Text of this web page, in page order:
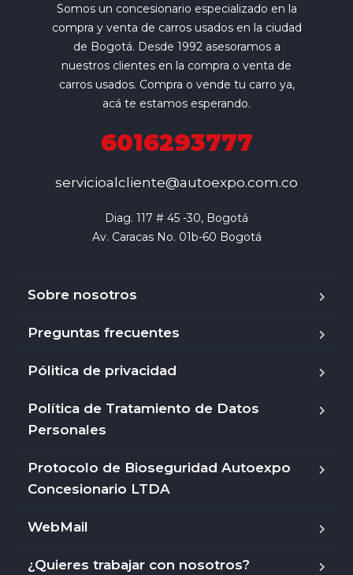
Somos un concesionario especializado en la
compra y venta de carros usados en la ciudad
de Bogotá. Desde 1992 asesoramos a
nuestros clientes en la compra o venta de
carros usados. Compra o vende tu carro ya,
acá te estamos esperando.
6016293777
servicioalcliente@autoexpo.com.co
Diag. 117 # 45 -30, Bogotá
Av. Caracas No. 01b-60 Bogotá
Sobre nosotros
Preguntas frecuentes
Pólitica de privacidad
Política de Tratamiento de Datos
Personales
Protocolo de Bioseguridad Autoexpo
Concesionario LTDA
WebMail
¿Quieres trabajar con nosotros?